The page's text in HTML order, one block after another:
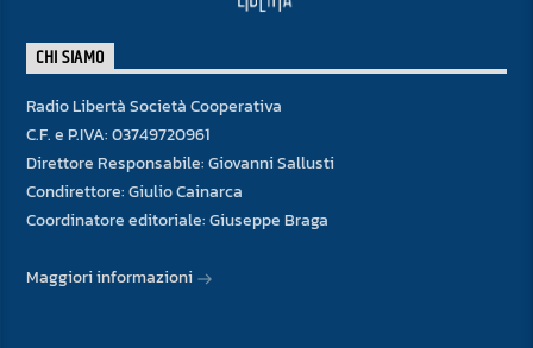
CHI SIAMO
Radio Libertà Società Cooperativa
C.F. e P.IVA: 03749720961
Direttore Responsabile: Giovanni Sallusti
Condirettore: Giulio Cainarca
Coordinatore editoriale: Giuseppe Braga
Maggiori informazioni